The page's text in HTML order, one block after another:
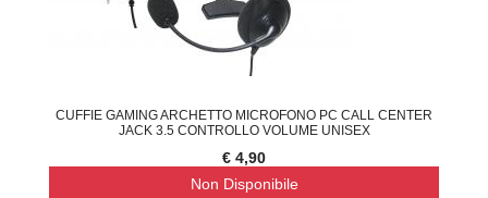
CUFFIE GAMING ARCHETTO MICROFONO PC CALL CENTER
JACK 3.5 CONTROLLO VOLUME UNISEX
€ 4,90
Non Disponibile